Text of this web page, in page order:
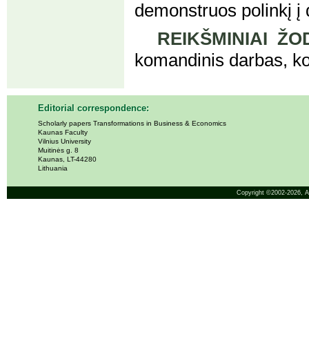
demonstruos polinkį į
REIKŠMINIAI
komandinis darbas,
Editorial correspondence:
Scholarly papers Transformations in Business & Economics
Kaunas Faculty
Vilnius University
Muitinės g. 8
Kaunas, LT-44280
Lithuania
Copyright ©2002-2026,